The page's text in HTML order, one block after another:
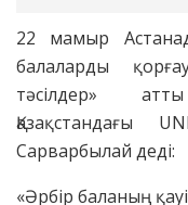
22 мамыр
балаларды
тәсілдер»
Қазақстандағы
Сарварбылай деді:
«Әрбір баланың